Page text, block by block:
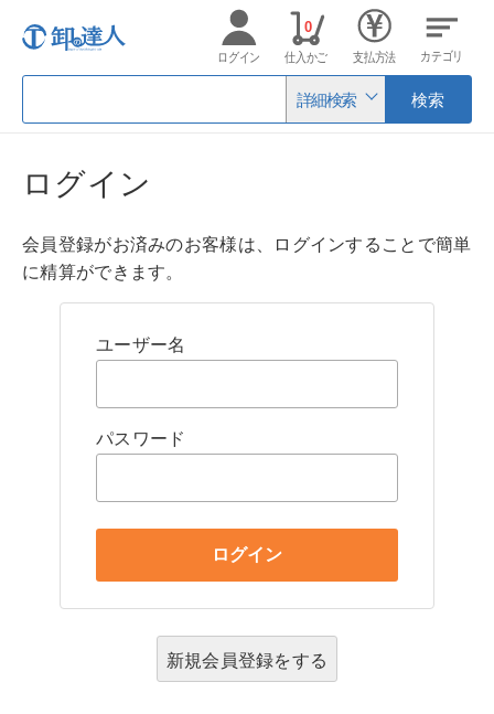
詳細検索 検索
ログイン 仕入かご
0
支払方法 カテゴリ
ログイン
会員登録がお済みのお客様は、ログインすることで簡単
に精算ができます。
ユーザー名
パスワード
新規会員登録をする